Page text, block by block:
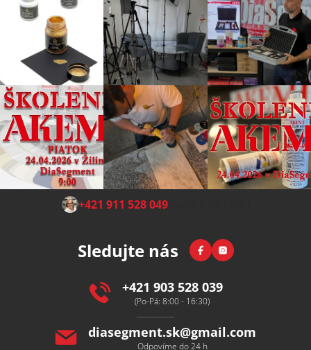
Z +421 911 528 049(Po-Pá 8:00-15:00)
Sledujte nás FacebookInstagram
+421 903 528 039
(Po-Pá: 8:00 - 16:30)
diasegment.sk@gmail.com
Odpovíme do 24 h